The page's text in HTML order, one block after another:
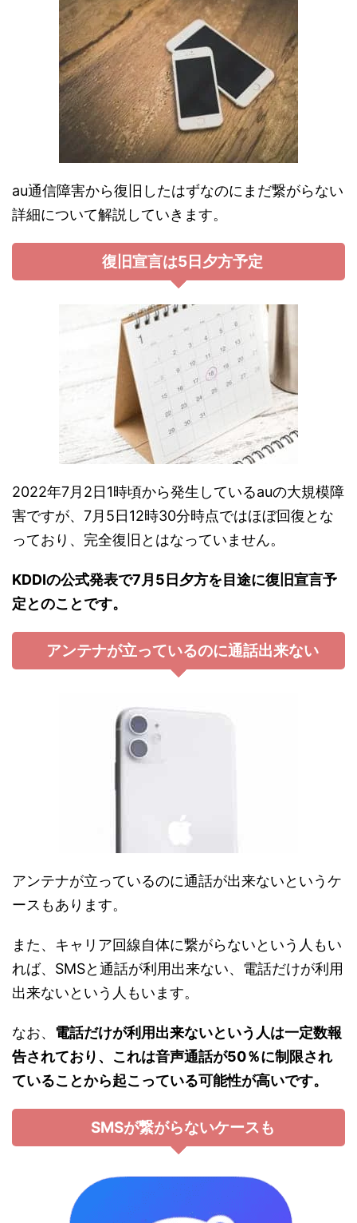
au通信障害から復旧したはずなのにまだ繋がらない
詳細について解説していきます。
復旧宣言は5日夕方予定
2022年7月2日1時頃から発生しているauの大規模障
害ですが、7月5日12時30分時点ではほぼ回復とな
っており、完全復旧とはなっていません。
KDDIの公式発表で7月5日夕方を目途に復旧宣言予
定とのことです。
アンテナが立っているのに通話出来ない
アンテナが立っているのに通話が出来ないというケ
ースもあります。
また、キャリア回線自体に繋がらないという人もい
れば、SMSと通話が利用出来ない、電話だけが利用
出来ないという人もいます。
なお、 電話だけが利用出来ないという人は一定数報
告されており、これは音声通話が50％に制限され
ていることから起こっている可能性が高いです。
SMSが繋がらないケースも